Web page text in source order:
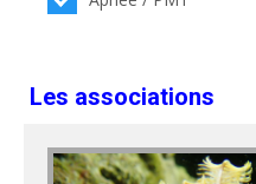
Les associations